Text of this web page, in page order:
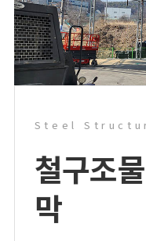
Steel
철구조
막